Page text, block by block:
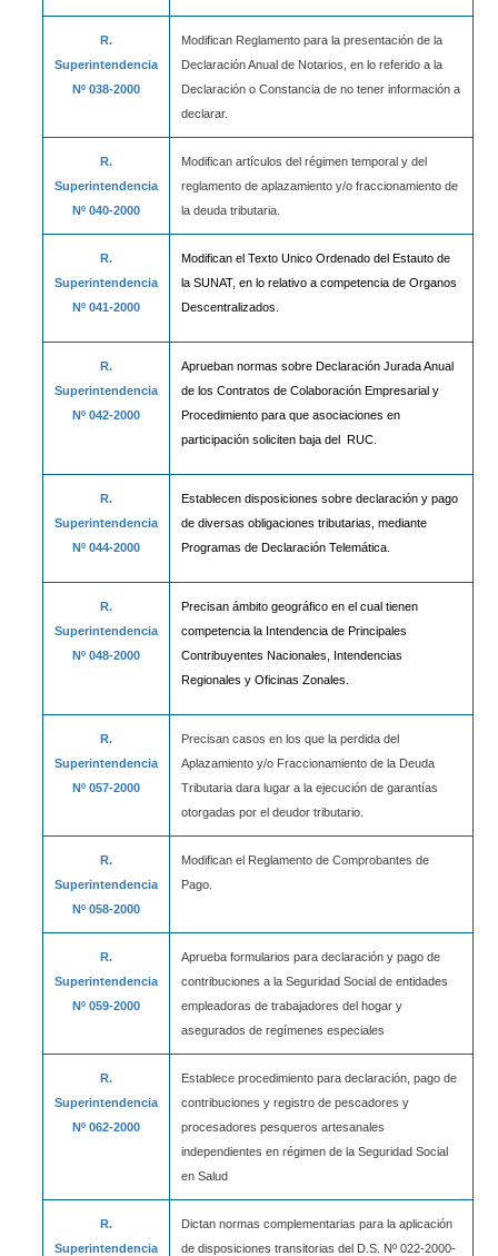
R.
Superintendencia
Nº 038-2000
Modifican Reglamento para la presentación de la
Declaración Anual de Notarios, en lo referido a la
Declaración o Constancia de no tener información a
declarar.
R.
Superintendencia
Nº 040-2000
Modifican artículos del régimen temporal y del
reglamento de aplazamiento y/o fraccionamiento de
la deuda tributaria.
R.
Superintendencia
Nº 041-2000
Modifican el Texto Unico Ordenado del Estauto de
la SUNAT, en lo relativo a competencia de Organos
Descentralizados.
R.
Superintendencia
Nº 042-2000
Aprueban normas sobre Declaración Jurada Anual
de los Contratos de Colaboración Empresarial y
Procedimiento para que asociaciones en
participación soliciten baja del RUC.
R.
Superintendencia
Nº 044-2000
Establecen disposiciones sobre declaración y pago
de diversas obligaciones tributarias, mediante
Programas de Declaración Telemática.
R.
Superintendencia
Nº 048-2000
Precisan ámbito geográfico en el cual tienen
competencia la Intendencia de Principales
Contribuyentes Nacionales, Intendencias
Regionales y Oficinas Zonales.
R.
Superintendencia
Nº 057-2000
Precisan casos en los que la perdida del
Aplazamiento y/o Fraccionamiento de la Deuda
Tributaria dara lugar a la ejecución de garantías
otorgadas por el deudor tributario.
R.
Superintendencia
Nº 058-2000
Modifican el Reglamento de Comprobantes de
Pago.
R.
Superintendencia
Nº 059-2000
Aprueba formularios para declaración y pago de
contribuciones a la Seguridad Social de entidades
empleadoras de trabajadores del hogar y
asegurados de regímenes especiales
R.
Superintendencia
Nº 062-2000
Establece procedimiento para declaración, pago de
contribuciones y registro de pescadores y
procesadores pesqueros artesanales
independientes en régimen de la Seguridad Social
en Salud
R.
Superintendencia
Dictan normas complementarias para la aplicación
de disposiciones transitorias del D.S. Nº 022-2000-